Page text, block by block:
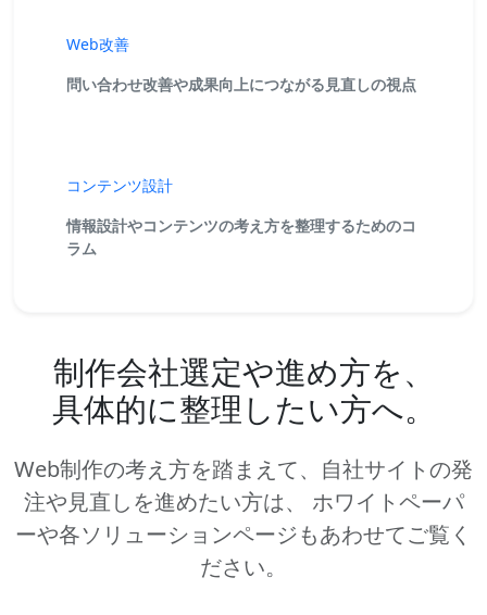
Web改善
問い合わせ改善や成果向上につながる見直しの視点
コンテンツ設計
情報設計やコンテンツの考え方を整理するためのコ
ラム
制作会社選定や進め方を、
具体的に整理したい方へ。
Web制作の考え方を踏まえて、自社サイトの発
注や見直しを進めたい方は、
ホワイトペーパ
ーや各ソリューションページもあわせてご覧く
ださい。